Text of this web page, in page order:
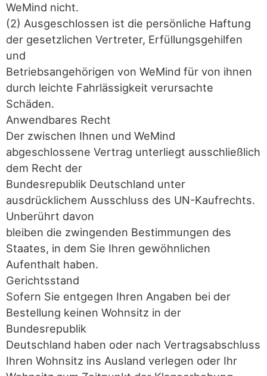
WeMind nicht.
(2) Ausgeschlossen ist die persönliche Haftung
der gesetzlichen Vertreter, Erfüllungsgehilfen
und
Betriebsangehörigen von WeMind für von ihnen
durch leichte Fahrlässigkeit verursachte
Schäden.
Anwendbares Recht
Der zwischen Ihnen und WeMind
abgeschlossene Vertrag unterliegt ausschließlich
dem Recht der
Bundesrepublik Deutschland unter
ausdrücklichem Ausschluss des UN-Kaufrechts.
Unberührt davon
bleiben die zwingenden Bestimmungen des
Staates, in dem Sie Ihren gewöhnlichen
Aufenthalt haben.
Gerichtsstand
Sofern Sie entgegen Ihren Angaben bei der
Bestellung keinen Wohnsitz in der
Bundesrepublik
Deutschland haben oder nach Vertragsabschluss
Ihren Wohnsitz ins Ausland verlegen oder Ihr